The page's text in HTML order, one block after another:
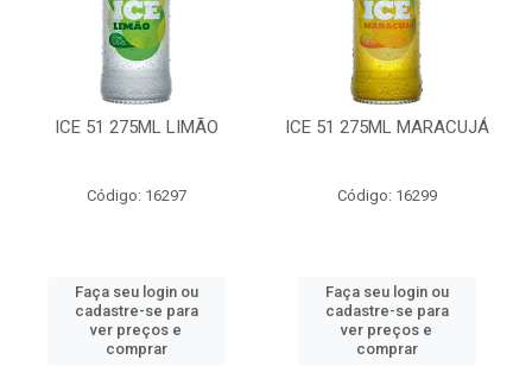
ICE 51 275ML LIMÃO
Código: 16297
Faça seu login ou
cadastre-se para
ver preços e
comprar
ICE 51 275ML MARACUJÁ
Código: 16299
Faça seu login ou
cadastre-se para
ver preços e
comprar